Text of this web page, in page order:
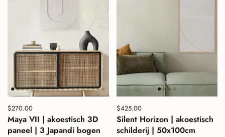
Prijs:
$270.00
Maya VII | akoestisch 3D
paneel | 3 Japandi bogen
Prijs:
$425.00
Silent Horizon | akoestisch
schilderij | 50x100cm